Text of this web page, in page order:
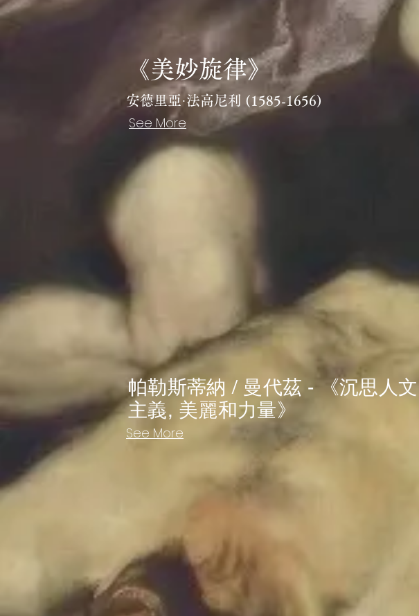
《美妙旋律》
安德里亞·法高尼利 (1585-1656)
See More
帕勒斯蒂納 / 曼代茲 - 《沉思人文
主義, 美麗和力量》
See More